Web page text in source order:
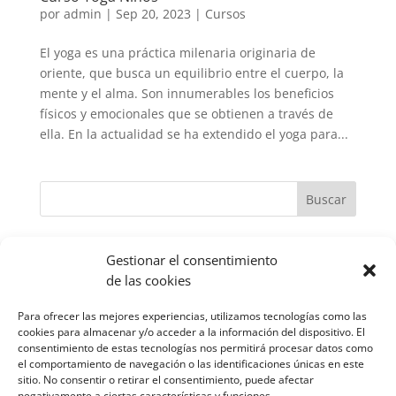
Gestionar el consentimiento
de las cookies
Para ofrecer las mejores experiencias, utilizamos tecnologías como las
cookies para almacenar y/o acceder a la información del dispositivo. El
consentimiento de estas tecnologías nos permitirá procesar datos como
el comportamiento de navegación o las identificaciones únicas en este
sitio. No consentir o retirar el consentimiento, puede afectar
por admin | Sep 20, 2023 | Cursos
El yoga es una práctica milenaria originaria de
oriente, que busca un equilibrio entre el cuerpo, la
mente y el alma. Son innumerables los beneficios
físicos y emocionales que se obtienen a través de
ella. En la actualidad se ha extendido el yoga para...
Entradas recientes
Equilibrio emocional con los 15 mejores aceites
Puertas abiertas meditación
Curso Yoga Niños